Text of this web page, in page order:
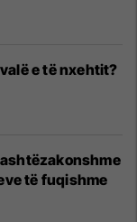
e të nxehtit?
të fuqishme